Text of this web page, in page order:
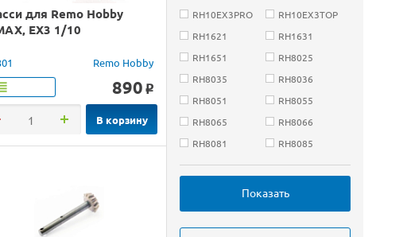
RH10EX3PRO
RH10EX3TOP
RH1621
RH1631
RH1651
RH8025
RH8035
RH8036
RH8051
RH8055
RH8065
RH8066
RH8081
RH8085
Показать
для Remo Hobby
EX3 1/10
Remo Hobby
890 o
В корзину